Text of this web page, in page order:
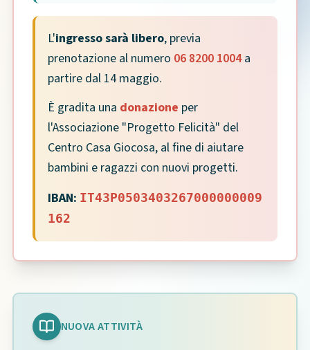
L'ingresso sarà libero, previa
prenotazione al numero 06 8200 1004 a
partire dal 14 maggio.
È gradita una donazione per
l'Associazione "Progetto Felicità" del
Centro Casa Giocosa, al fine di aiutare
bambini e ragazzi con nuovi progetti.
IBAN: IT43P0503403267000000009
162
NUOVA ATTIVITÀ